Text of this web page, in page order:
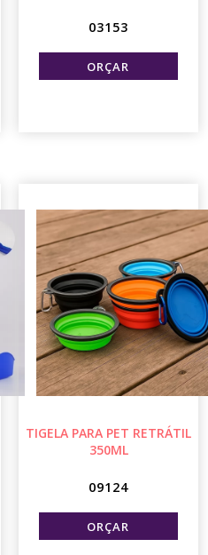
03153
TIGELA PARA PET RETRÁTIL
350ML
09124